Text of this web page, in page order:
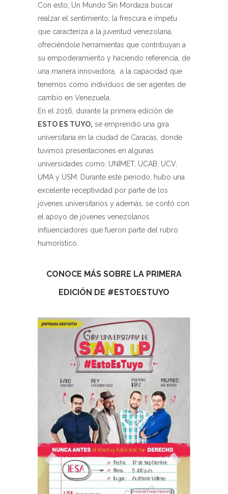
Con esto, Un Mundo Sin Mordaza buscar
realzar el sentimiento, la frescura e ímpetu
que caracteriza a la juventud venezolana,
ofreciéndole herramientas que contribuyan a
su empoderamiento y haciendo referencia, de
una manera innovadora, a la capacidad que
tenemos como individuos de ser agentes de
cambio en Venezuela.
En el 2016, durante la primera edición de
ESTO ES TUYO, se emprendió una gira
universitaria en la ciudad de Caracas, donde
tuvimos presentaciones en algunas
universidades como: UNIMET, UCAB, UCV,
UMA y USM. Durante este periodo, hubo una
excelente receptividad por parte de los
jóvenes universitarios y además, se contó con
el apoyo de jóvenes venezolanos
influenciadores que fueron parte del rubro
humorístico.
CONOCE MÁS SOBRE LA PRIMERA
EDICIÓN DE #ESTOESTUYO